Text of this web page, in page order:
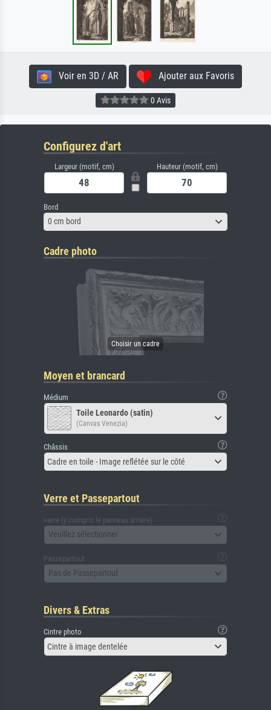
Voir en 3D / AR Ajouter aux Favoris
0 Avis
Configurez d'art
Largeur (motif, cm) Hauteur (motif, cm)
Bord
0 cm bord
Cadre photo
Moyen et brancard
Médium
Toile Leonardo (satin)
(Canvas Venezia)
Châssis
Cadre en toile - Image reflétée sur le côté
Verre et Passepartout
verre (y compris le panneau arrière)
Veuillez sélectionner
Passepartout
Pas de Passepartout
Divers & Extras
Cintre photo
Cintre à image dentelée